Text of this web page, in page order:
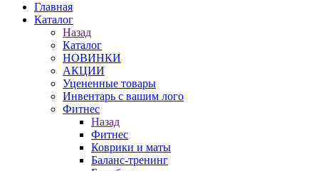
Главная
Каталог
Назад
Каталог
НОВИНКИ
АКЦИИ
Уцененные товары
Инвентарь с вашим лого
Фитнес
Назад
Фитнес
Коврики и маты
Баланс-тренинг